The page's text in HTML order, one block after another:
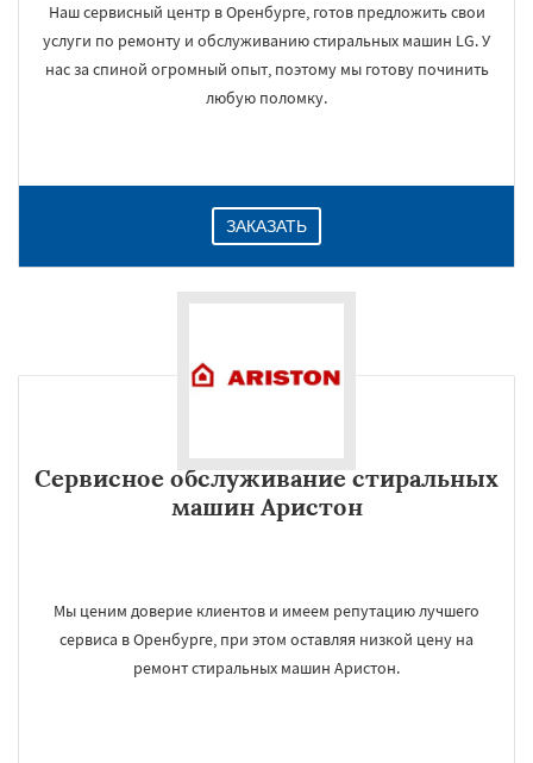
Наш сервисный центр в Оренбурге, готов предложить свои
услуги по ремонту и обслуживанию стиральных машин LG. У
нас за спиной огромный опыт, поэтому мы готову починить
любую поломку.
ЗАКАЗАТЬ
Сервисное обслуживание стиральных
машин Аристон
Мы ценим доверие клиентов и имеем репутацию лучшего
сервиса в Оренбурге, при этом оставляя низкой цену на
ремонт стиральных машин Аристон.